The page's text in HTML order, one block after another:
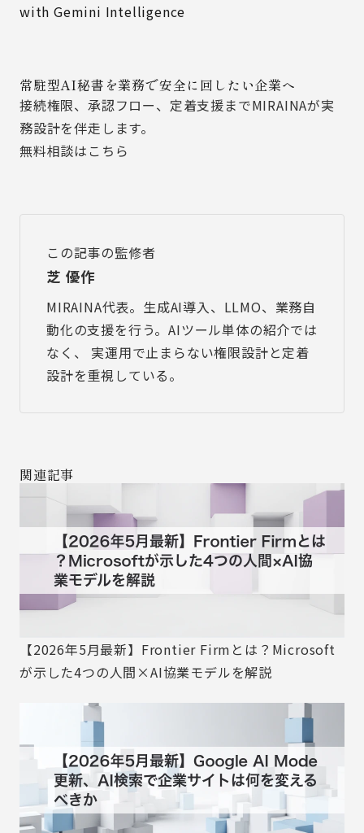
with Gemini Intelligence
常駐型AI秘書を業務で安全に回したい企業へ
接続権限、承認フロー、定着支援までMIRAINAが実
務設計を伴走します。
無料相談はこちら
この記事の監修者
芝 優作
MIRAINA代表。生成AI導入、LLMO、業務自
動化の支援を行う。AIツール単体の紹介では
なく、 実運用で止まらない権限設計と定着
設計を重視している。
関連記事
【2026年5月最新】Frontier Firmとは？Microsoft
が示した4つの人間×AI協業モデルを解説